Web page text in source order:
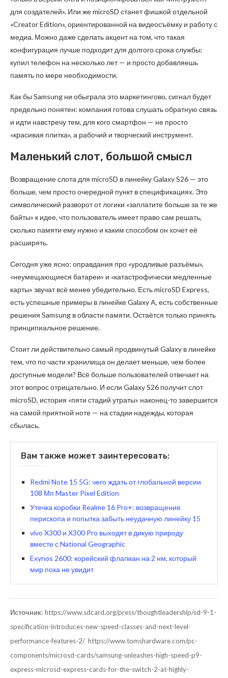
для создателей». Или же microSD станет фишкой отдельной
«Creator Edition», ориентированной на видеосъёмку и работу с
медиа. Можно даже сделать акцент на том, что такая
конфигурация лучше подходит для долгого срока службы:
купил телефон на несколько лет — и просто добавляешь
память по мере необходимости.
Как бы Samsung ни обыграла это маркетингово, сигнал будет
предельно понятен: компания готова слушать обратную связь
и идти навстречу тем, для кого смартфон — не просто
«красивая плитка», а рабочий и творческий инструмент.
Маленький слот, большой смысл
Возвращение слота для microSD в линейку Galaxy S26 — это
больше, чем просто очередной пункт в спецификациях. Это
символический разворот от логики «заплатите больше за те же
байты» к идее, что пользователь имеет право сам решать,
сколько памяти ему нужно и каким способом он хочет её
расширять.
Сегодня уже ясно: оправдания про «уродливые разъёмы»,
«неумещающиеся батареи» и «катастрофически медленные
карты» звучат всё менее убедительно. Есть microSD Express,
есть успешные примеры в линейке Galaxy A, есть собственные
решения Samsung в области памяти. Остаётся только принять
принципиальное решение.
Стоит ли действительно самый продвинутый Galaxy в линейке
тем, что по части хранилища он делает меньше, чем более
доступные модели? Всё больше пользователей отвечает на
этот вопрос отрицательно. И если Galaxy S26 получит слот
microSD, история «пяти стадий утраты» наконец-то завершится
на самой приятной ноте — на стадии надежды, которая
сбылась.
Вам также может заинтересовать:
Redmi Note 15 5G: чего ждать от глобальной версии
108 Мп Master Pixel Edition
Утечка коробки Realme 16 Pro+: возвращение
перископа и попытка забыть неудачную линейку 15
vivo X300 и X300 Pro выходят в дикую природу
вместе с National Geographic
Exynos 2600: корейский флагман на 2 нм, который
мир пока не увидит
Источник: https://www.sdcard.org/press/thoughtleadership/sd-9-1-
specification-introduces-new-speed-classes-and-next-level-
performance-features-2/ https://www.tomshardware.com/pc-
components/microsd-cards/samsung-unleashes-high-speed-p9-
express-microsd-express-cards-for-the-switch-2-at-highly-